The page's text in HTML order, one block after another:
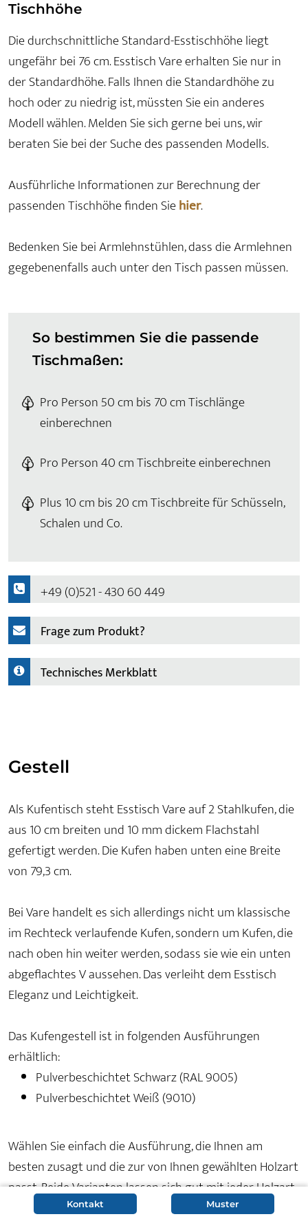
Tischhöhe
Die durchschnittliche Standard-Esstischhöhe liegt
ungefähr bei 76 cm. Esstisch Vare erhalten Sie nur in
der Standardhöhe. Falls Ihnen die Standardhöhe zu
hoch oder zu niedrig ist, müssten Sie ein anderes
Modell wählen. Melden Sie sich gerne bei uns, wir
beraten Sie bei der Suche des passenden Modells.
Ausführliche Informationen zur Berechnung der
passenden Tischhöhe finden Siehier.
Bedenken Sie bei Armlehnstühlen, dass die Armlehnen
gegebenenfalls auch unter den Tisch passen müssen.
So bestimmen Sie die passende
Tischmaßen:
Pro Person 50 cm bis 70 cm Tischlänge
einberechnen
Pro Person 40 cm Tischbreite einberechnen
Plus 10 cm bis 20 cm Tischbreite für Schüsseln,
Schalen und Co.
+49 (0)521 - 430 60 449
Frage zum Produkt?
Technisches Merkblatt
Gestell
Als Kufentisch steht Esstisch Vare auf 2 Stahlkufen, die
aus 10 cm breiten und 10 mm dickem Flachstahl
gefertigt werden. Die Kufen haben unten eine Breite
von 79,3 cm.
Bei Vare handelt es sich allerdings nicht um klassische
im Rechteck verlaufende Kufen, sondern um Kufen, die
nach oben hin weiter werden, sodass sie wie ein unten
abgeflachtes V aussehen. Das verleiht dem Esstisch
Eleganz und Leichtigkeit.
Das Kufengestell ist in folgenden Ausführungen
erhältlich:
Pulverbeschichtet Schwarz (RAL 9005)
Pulverbeschichtet Weiß (9010)
Wählen Sie einfach die Ausführung, die Ihnen am
besten zusagt und die zur von Ihnen gewählten Holzart
passt. Beide Varianten lassen sich gut mit jeder Holzart
kombinieren, auch wenn jedes Mal eine andere Wirkung
Kontakt Muster